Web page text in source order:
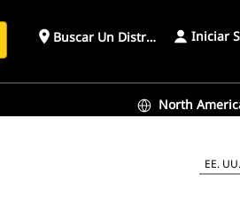
place Buscar Un Distribuidor Iniciar
North
EE. UU.